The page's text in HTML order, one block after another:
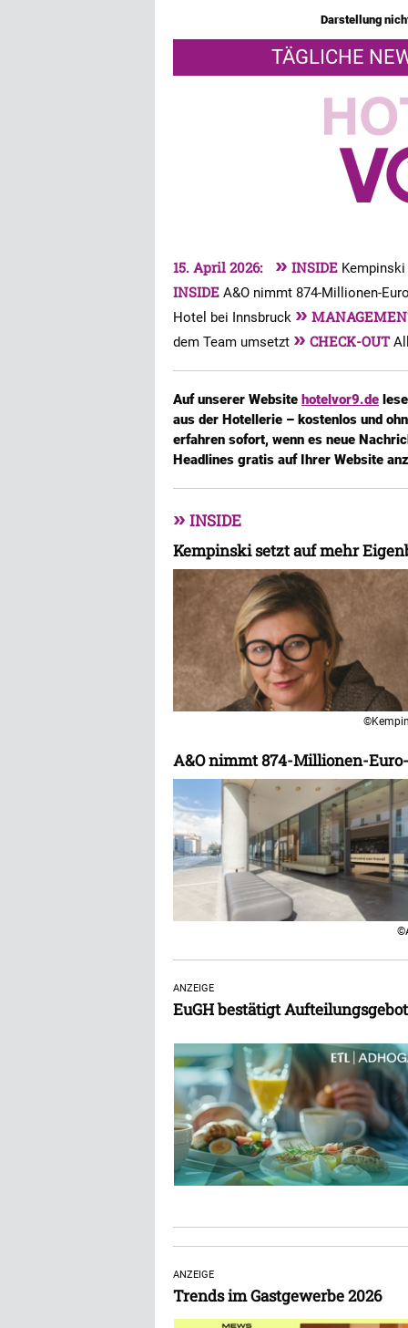
Darstellung
TÄGLICHE
15. April 2026: » INSIDE
INSIDE A&O nimmt 874-Millionen-
Hotel bei Innsbruck »
dem Team umsetzt » CHECK-OUT
Auf unserer Website hotelvor9.de
aus der Hotellerie – kostenlos und
erfahren sofort, wenn es neue
Headlines gratis auf Ihrer Website
» INSIDE
Kempinski setzt auf mehr
A&O nimmt 874-Millionen-
ANZEIGE
EuGH bestätigt
ANZEIGE
Trends im Gastgewerbe 2026